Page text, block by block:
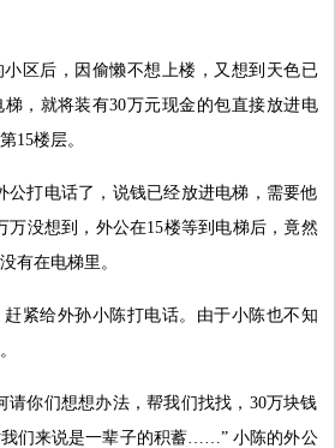
区后，因偷懒不想上楼，又想到天色已
，就将装有30万元现金的包直接放进电
15楼层。
公打电话了，说钱已经放进电梯，需要他
万没想到，外公在15楼等到电梯后，竟然
有在电梯里。
紧给外孙小陈打电话。由于小陈也不知
请你们想想办法，帮我们找找，30万块钱
们来说是一辈子的积蓄……” 小陈的外公